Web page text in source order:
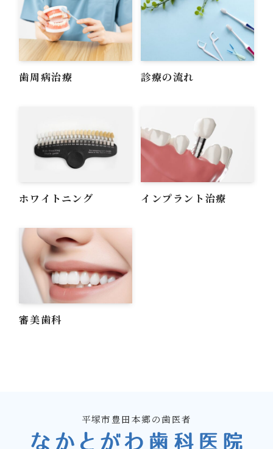
歯周病治療 診療の流れ
ホワイトニング インプラント治療
審美歯科
平塚市豊田本郷の歯医者